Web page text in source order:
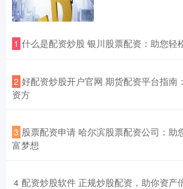
1 什么是配资炒股 银川股票配资：助您轻
2 好配资炒股开户官网 期货配资平台指南
资方
3 股票配资申请 哈尔滨股票配资公司：助
富梦想
4 配资炒股软件 正规炒股配资，助你资产